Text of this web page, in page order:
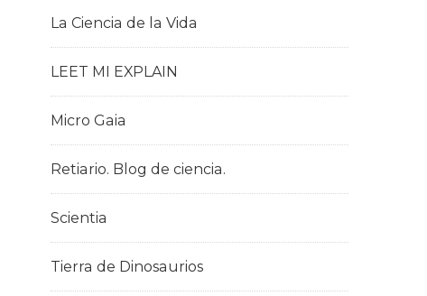
La Ciencia de la Vida
LEET MI EXPLAIN
Micro Gaia
Retiario. Blog de ciencia.
Scientia
Tierra de Dinosaurios